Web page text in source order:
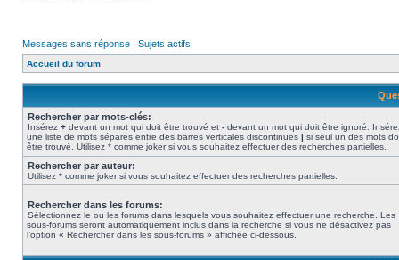
Messages sans réponse | Sujets actifs
Accueil du forum
Rechercher par mots-clés:
Insérez + devant un mot qui doit être trouvé et - devant un mot qui doit être ignoré.
une liste de mots séparés entre des barres verticales discontinues | si seul un des mots
être trouvé. Utilisez * comme joker si vous souhaitez effectuer des recherches partielles.
Rechercher par auteur:
Utilisez * comme joker si vous souhaitez effectuer des recherches partielles.
Rechercher dans les forums:
Sélectionnez le ou les forums dans lesquels vous souhaitez effectuer une recherche. Les
sous-forums seront automatiquement inclus dans la recherche si vous ne désactivez pas
l’option « Rechercher dans les sous-forums » affichée ci-dessous.